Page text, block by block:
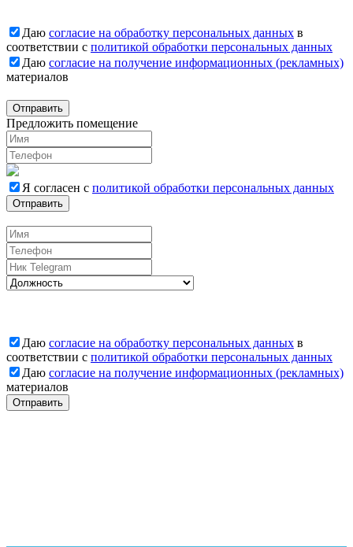
Даю согласие на обработку персональных данных в
соответствии с политикой обработки персональных данных
Даю согласие на получение информационных (рекламных)
материалов
Отправить
Предложить помещение
Я согласен с политикой обработки персональных данных
Отправить
Даю согласие на обработку персональных данных в
соответствии с политикой обработки персональных данных
Даю согласие на получение информационных (рекламных)
материалов
Отправить